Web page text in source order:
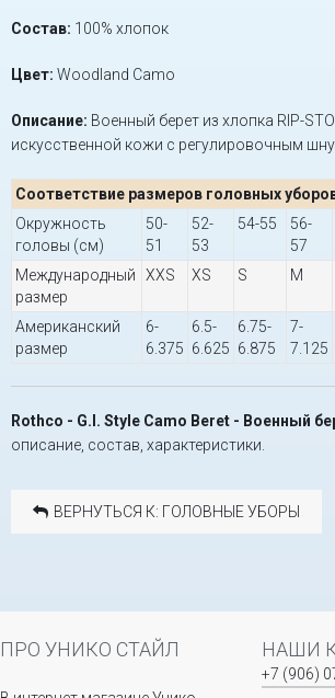
Состав: 100% хлопок
Цвет: Woodland Camo
Описание: Военный берет из хлопка RIP-
искусственной кожи с регулировочным
Соответствие размеров головных
Окружность
головы (см)
50-
51
52-
53
54-55
56-
57
Международный
размер
XXS XS S M
Американский
размер
6-
6.375
6.5-
6.625
6.75-
6.875
7-
7.125
Rothco - G.I. Style Camo Beret - Военный
описание, состав, характеристики.
ВЕРНУТЬСЯ К: ГОЛОВНЫЕ УБОРЫ
ПРО УНИКО СТАЙЛ НАШИ
+7 (906)